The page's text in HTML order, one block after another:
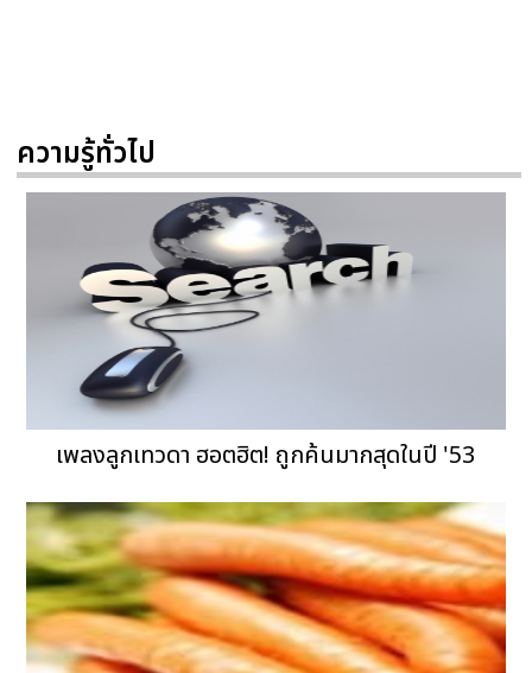
ความรู้ทั่วไป
เพลงลูกเทวดา ฮอตฮิต! ถูกค้นมากสุดในปี '53